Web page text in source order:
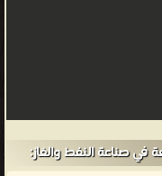
صناعة النفط والغاز: